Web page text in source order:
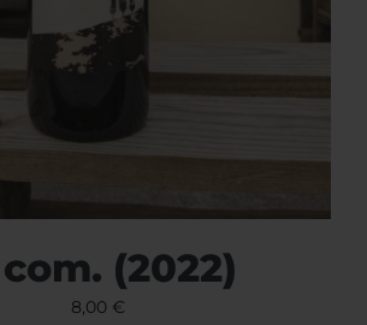
(2022)
8,00 €